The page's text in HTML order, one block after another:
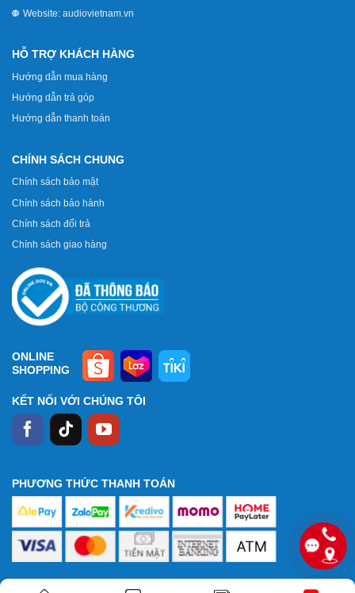
Website: audiovietnam.vn
HỖ TRỢ KHÁCH HÀNG
Hướng dẫn mua hàng
Hướng dẫn trả góp
Hướng dẫn thanh toán
CHÍNH SÁCH CHUNG
Chính sách bảo mật
Chính sách bảo hành
Chính sách đổi trả
Chính sách giao hàng
ONLINE
SHOPPING
KẾT NỐI VỚI CHÚNG TÔI
PHƯƠNG THỨC THANH TOÁN